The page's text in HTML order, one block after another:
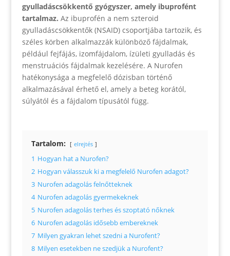
gyulladáscsökkentő gyógyszer, amely ibuprofént
tartalmaz. Az ibuprofén a nem szteroid
gyulladáscsökkentők (NSAID) csoportjába tartozik, és
széles körben alkalmazzák különböző fájdalmak,
például fejfájás, izomfájdalom, ízületi gyulladás és
menstruációs fájdalmak kezelésére. A Nurofen
hatékonysága a megfelelő dózisban történő
alkalmazásával érhető el, amely a beteg korától,
súlyától és a fájdalom típusától függ.
Tartalom: elrejtés
1 Hogyan hat a Nurofen?
2 Hogyan válasszuk ki a megfelelő Nurofen adagot?
3 Nurofen adagolás felnőtteknek
4 Nurofen adagolás gyermekeknek
5 Nurofen adagolás terhes és szoptató nőknek
6 Nurofen adagolás idősebb embereknek
7 Milyen gyakran lehet szedni a Nurofent?
8 Milyen esetekben ne szedjük a Nurofent?